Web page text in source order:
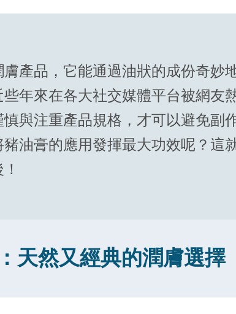
產品，它能通過油狀的成份奇妙
年來在各大社交媒體平台被網友
與注重產品規格，才可以避免副
油膏的應用發揮最大功效呢？這
天然又經典的潤膚選擇